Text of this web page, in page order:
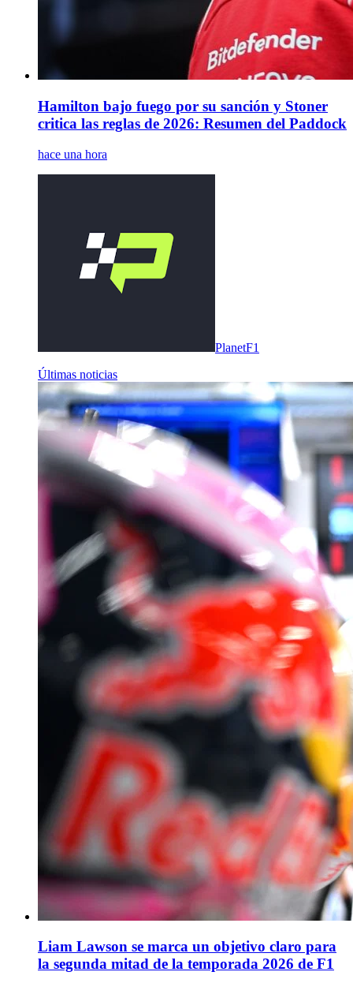
Hamilton bajo fuego por su sanción y Stoner
critica las reglas de 2026: Resumen del Paddock
hace una hora
PlanetF1
Últimas noticias
Liam Lawson se marca un objetivo claro para
la segunda mitad de la temporada 2026 de F1